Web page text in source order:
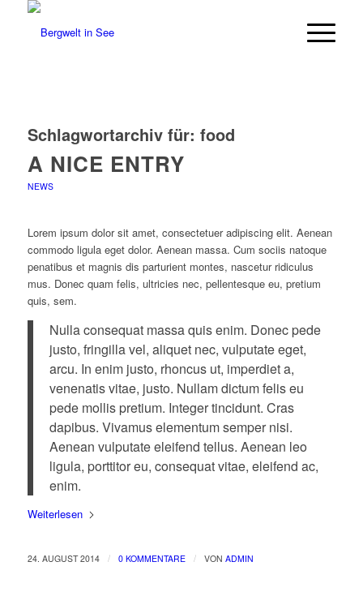
Schlagwortarchiv für: food
A NICE ENTRY
NEWS
Lorem ipsum dolor sit amet, consectetuer adipiscing elit. Aenean
commodo ligula eget dolor. Aenean massa. Cum sociis natoque
penatibus et magnis dis parturient montes, nascetur ridiculus
mus. Donec quam felis, ultricies nec, pellentesque eu, pretium
quis, sem.
Nulla consequat massa quis enim. Donec pede
justo, fringilla vel, aliquet nec, vulputate eget,
arcu. In enim justo, rhoncus ut, imperdiet a,
venenatis vitae, justo. Nullam dictum felis eu
pede mollis pretium. Integer tincidunt. Cras
dapibus. Vivamus elementum semper nisi.
Aenean vulputate eleifend tellus. Aenean leo
ligula, porttitor eu, consequat vitae, eleifend ac,
enim.
Weiterlesen
24. AUGUST 2014 / 0 KOMMENTARE / VON ADMIN